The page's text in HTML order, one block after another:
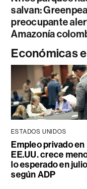
salvan:
preocupante
Amazonía
Económicas
ESTADOS UNIDOS
Empleo privado en
EE.UU. crece
lo esperado en
según ADP